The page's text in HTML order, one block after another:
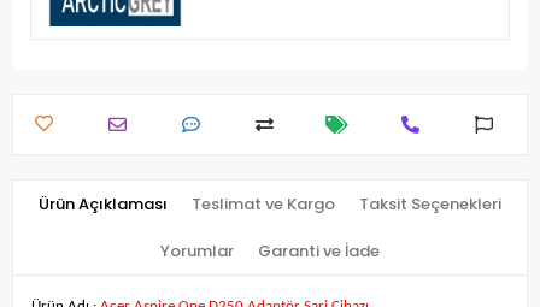
Ürün Açıklaması Teslimat ve Kargo Taksit Seçenekleri
Yorumlar Garanti ve İade